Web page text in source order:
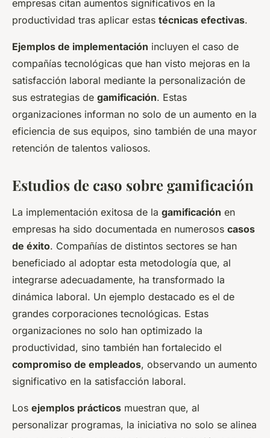
empresas citan aumentos significativos en la
productividad tras aplicar estas técnicas efectivas.
Ejemplos de implementación incluyen el caso de
compañías tecnológicas que han visto mejoras en la
satisfacción laboral mediante la personalización de
sus estrategias de gamificación. Estas
organizaciones informan no solo de un aumento en la
eficiencia de sus equipos, sino también de una mayor
retención de talentos valiosos.
Estudios de caso sobre gamificación
La implementación exitosa de la gamificación en
empresas ha sido documentada en numerosos casos
de éxito. Compañías de distintos sectores se han
beneficiado al adoptar esta metodología que, al
integrarse adecuadamente, ha transformado la
dinámica laboral. Un ejemplo destacado es el de
grandes corporaciones tecnológicas. Estas
organizaciones no solo han optimizado la
productividad, sino también han fortalecido el
compromiso de empleados, observando un aumento
significativo en la satisfacción laboral.
Los ejemplos prácticos muestran que, al
personalizar programas, la iniciativa no solo se alinea